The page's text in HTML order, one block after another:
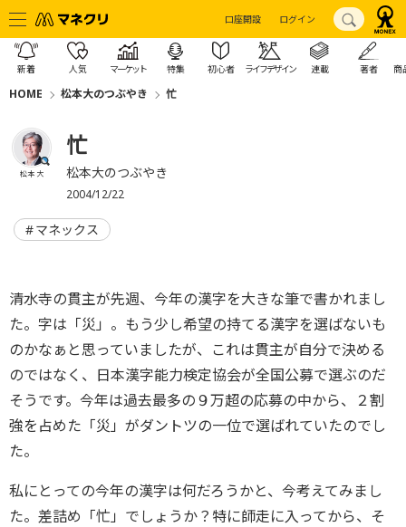
口座開設 ログイン
新着 人気 マーケット 特集 初心者 ライフデザイン 連載 著者 商
HOME 松本大のつぶやき 忙
松本 大
忙
松本大のつぶやき
2004/12/22
マネックス
清水寺の貫主が先週、今年の漢字を大きな筆で書かれまし
た。字は「災」。もう少し希望の持てる漢字を選ばないも
のかなぁと思っていましたが、これは貫主が自分で決める
のではなく、日本漢字能力検定協会が全国公募で選ぶのだ
そうです。今年は過去最多の９万超の応募の中から、２割
強を占めた「災」がダントツの一位で選ばれていたのでし
た。
私にとっての今年の漢字は何だろうかと、今考えてみまし
た。差詰め「忙」でしょうか？特に師走に入ってから、そ